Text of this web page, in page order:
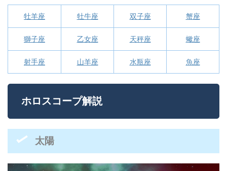
牡羊座 牡牛座 双子座 蟹座
獅子座 乙女座 天秤座 蠍座
射手座 山羊座 水瓶座 魚座
ホロスコープ解説
太陽